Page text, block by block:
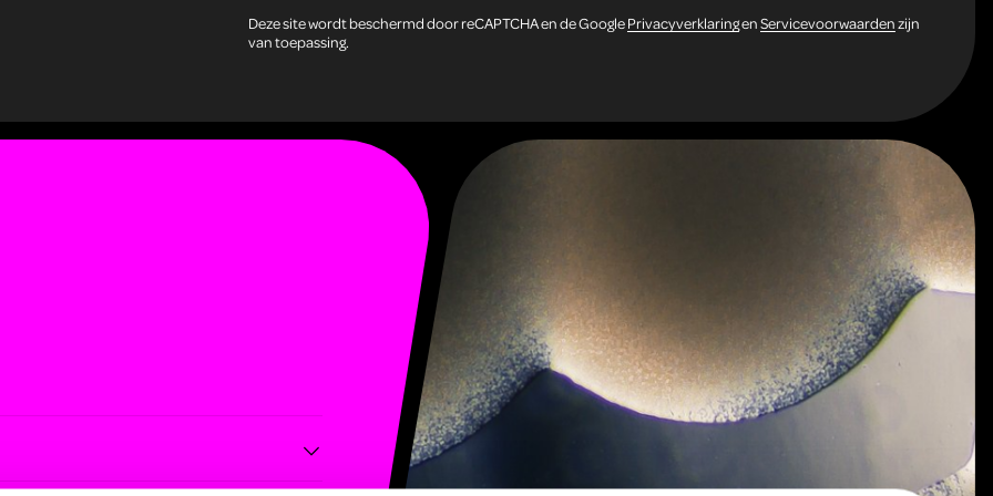
Deze site wordt beschermd door reCAPTCHA en de GooglePrivacyverklaringenServicevoorwaardenzijn
van toepassing.